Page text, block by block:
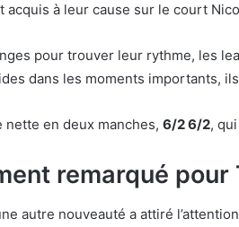
acquis à leur cause sur le court
pour trouver leur rythme, les
dans les moments importants,
nette en deux manches, 6/2 6/2,
remarqué pour
autre nouveauté a attiré